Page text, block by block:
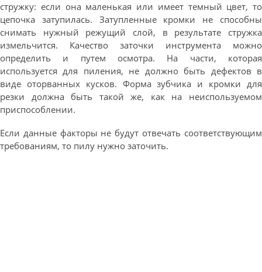
стружку: если она маленькая или имеет темный цвет, то
цепочка затупилась. Затупленные кромки не способны
снимать нужный режущий слой, в результате стружка
измельчится. Качество заточки инструмента можно
определить и путем осмотра. На части, которая
используется для пиления, не должно быть дефектов в
виде оторванных кусков. Форма зубчика и кромки для
резки должна быть такой же, как на неиспользуемом
приспособлении.
Если данные факторы не будут отвечать соответствующим
требованиям, то пилу нужно заточить.